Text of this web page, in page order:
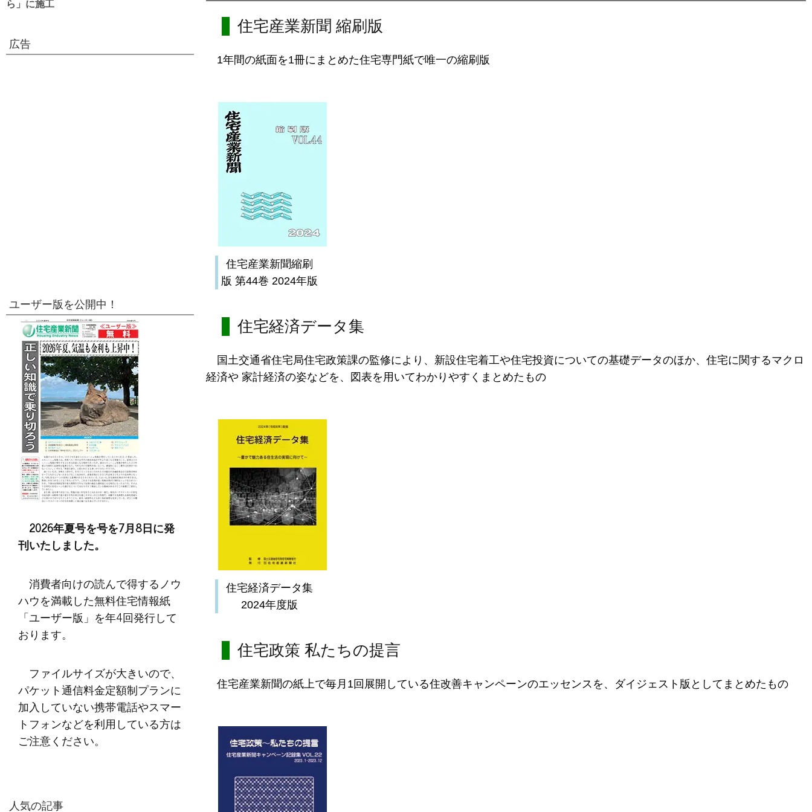
住宅産業新聞 縮刷版
1年間の紙面を1冊にまとめた住宅専門紙で唯一の縮刷版
住宅産業新聞縮刷
版 第44巻 2024年版
住宅経済データ集
国土交通省住宅局住宅政策課の監修により、新設住宅着工や住宅投資についての基礎データのほか、住宅に関するマクロ
経済や 家計経済の姿などを、図表を用いてわかりやすくまとめたもの
住宅経済データ集
2024年度版
住宅政策 私たちの提言
住宅産業新聞の紙上で毎月1回展開している住改善キャンペーンのエッセンスを、ダイジェスト版としてまとめたもの
広告
ユーザー版を公開中！
2026年夏号を号を7月8日に発
刊いたしました。
消費者向けの読んで得するノウ
ハウを満載した無料住宅情報紙
「ユーザー版」を年4回発行して
おります。
ファイルサイズが大きいので、
パケット通信料金定額制プランに
加入していない携帯電話やスマー
トフォンなどを利用している方は
ご注意ください。
人気の記事